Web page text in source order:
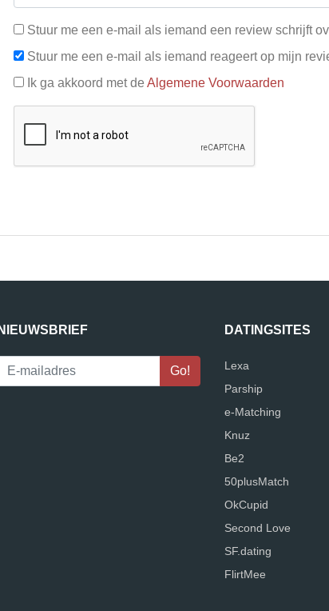
Stuur me een e-mail als iemand een review schrijft
Stuur me een e-mail als iemand reageert op mijn
Ik ga akkoord met de Algemene Voorwaarden
NIEUWSBRIEF DATINGSITES
Lexa
Parship
e-Matching
Knuz
Be2
50plusMatch
OkCupid
Second Love
SF.dating
FlirtMee